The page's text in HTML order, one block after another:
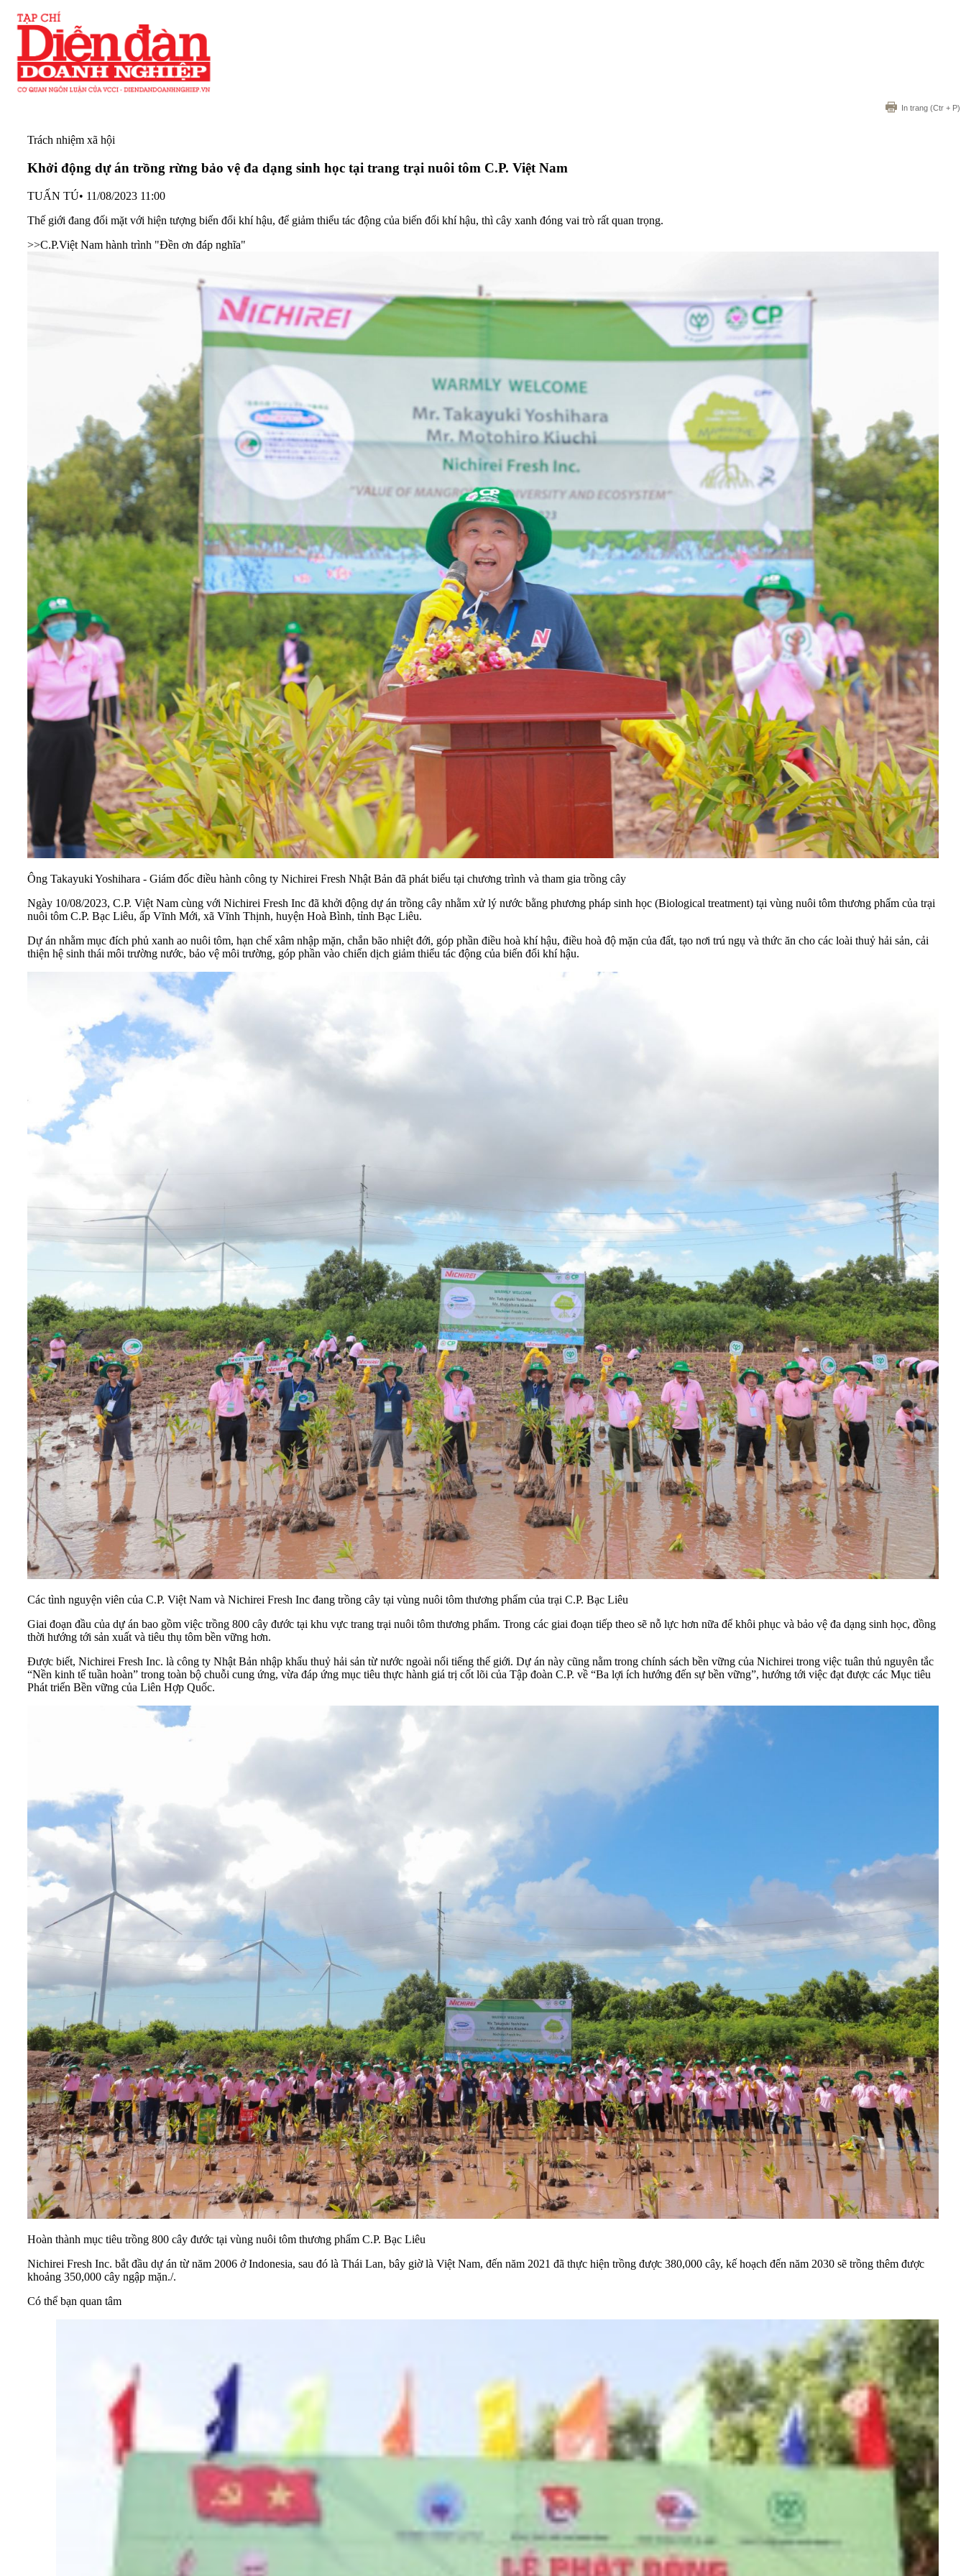
In trang (Ctr + P)
Trách nhiệm xã hội
Khởi động dự án trồng rừng bảo vệ đa dạng sinh học tại trang trại nuôi tôm C.P. Việt Nam
TUẤN TÚ• 11/08/2023 11:00
Thế giới đang đối mặt với hiện tượng biến đổi khí hậu, để giảm thiểu tác động của biến đổi khí hậu, thì cây xanh đóng vai trò rất quan trọng.
>>C.P.Việt Nam hành trình "Đền ơn đáp nghĩa"
Ông Takayuki Yoshihara - Giám đốc điều hành công ty Nichirei Fresh Nhật Bản đã phát biểu tại chương trình và tham gia trồng cây
Ngày 10/08/2023, C.P. Việt Nam cùng với Nichirei Fresh Inc đã khởi động dự án trồng cây nhằm xử lý nước bằng phương pháp sinh học (Biological treatment) tại vùng nuôi tôm thương phẩm của trại
nuôi tôm C.P. Bạc Liêu, ấp Vĩnh Mới, xã Vĩnh Thịnh, huyện Hoà Bình, tỉnh Bạc Liêu.
Dự án nhằm mục đích phủ xanh ao nuôi tôm, hạn chế xâm nhập mặn, chắn bão nhiệt đới, góp phần điều hoà khí hậu, điều hoà độ mặn của đất, tạo nơi trú ngụ và thức ăn cho các loài thuỷ hải sản, cải
thiện hệ sinh thái môi trường nước, bảo vệ môi trường, góp phần vào chiến dịch giảm thiểu tác động của biến đổi khí hậu.
Các tình nguyện viên của C.P. Việt Nam và Nichirei Fresh Inc đang trồng cây tại vùng nuôi tôm thương phẩm của trại C.P. Bạc Liêu
Giai đoạn đầu của dự án bao gồm việc trồng 800 cây đước tại khu vực trang trại nuôi tôm thương phẩm. Trong các giai đoạn tiếp theo sẽ nỗ lực hơn nữa để khôi phục và bảo vệ đa dạng sinh học, đồng
thời hướng tới sản xuất và tiêu thụ tôm bền vững hơn.
Được biết, Nichirei Fresh Inc. là công ty Nhật Bản nhập khẩu thuỷ hải sản từ nước ngoài nổi tiếng thế giới. Dự án này cũng nằm trong chính sách bền vững của Nichirei trong việc tuân thủ nguyên tắc
“Nền kinh tế tuần hoàn” trong toàn bộ chuỗi cung ứng, vừa đáp ứng mục tiêu thực hành giá trị cốt lõi của Tập đoàn C.P. về “Ba lợi ích hướng đến sự bền vững”, hướng tới việc đạt được các Mục tiêu
Phát triển Bền vững của Liên Hợp Quốc.
Hoàn thành mục tiêu trồng 800 cây đước tại vùng nuôi tôm thương phẩm C.P. Bạc Liêu
Nichirei Fresh Inc. bắt đầu dự án từ năm 2006 ở Indonesia, sau đó là Thái Lan, bây giờ là Việt Nam, đến năm 2021 đã thực hiện trồng được 380,000 cây, kế hoạch đến năm 2030 sẽ trồng thêm được
khoảng 350,000 cây ngập mặn./.
Có thể bạn quan tâm